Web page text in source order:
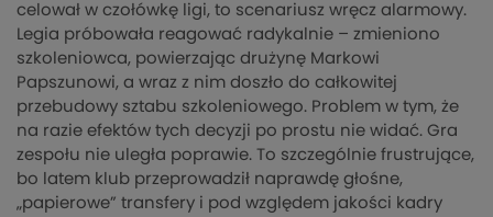
celował w czołówkę ligi, to scenariusz wręcz alarmowy.
Legia próbowała reagować radykalnie – zmieniono
szkoleniowca, powierzając drużynę Markowi
Papszunowi, a wraz z nim doszło do całkowitej
przebudowy sztabu szkoleniowego. Problem w tym, że
na razie efektów tych decyzji po prostu nie widać. Gra
zespołu nie uległa poprawie. To szczególnie frustrujące,
bo latem klub przeprowadził naprawdę głośne,
„papierowe” transfery i pod względem jakości kadry